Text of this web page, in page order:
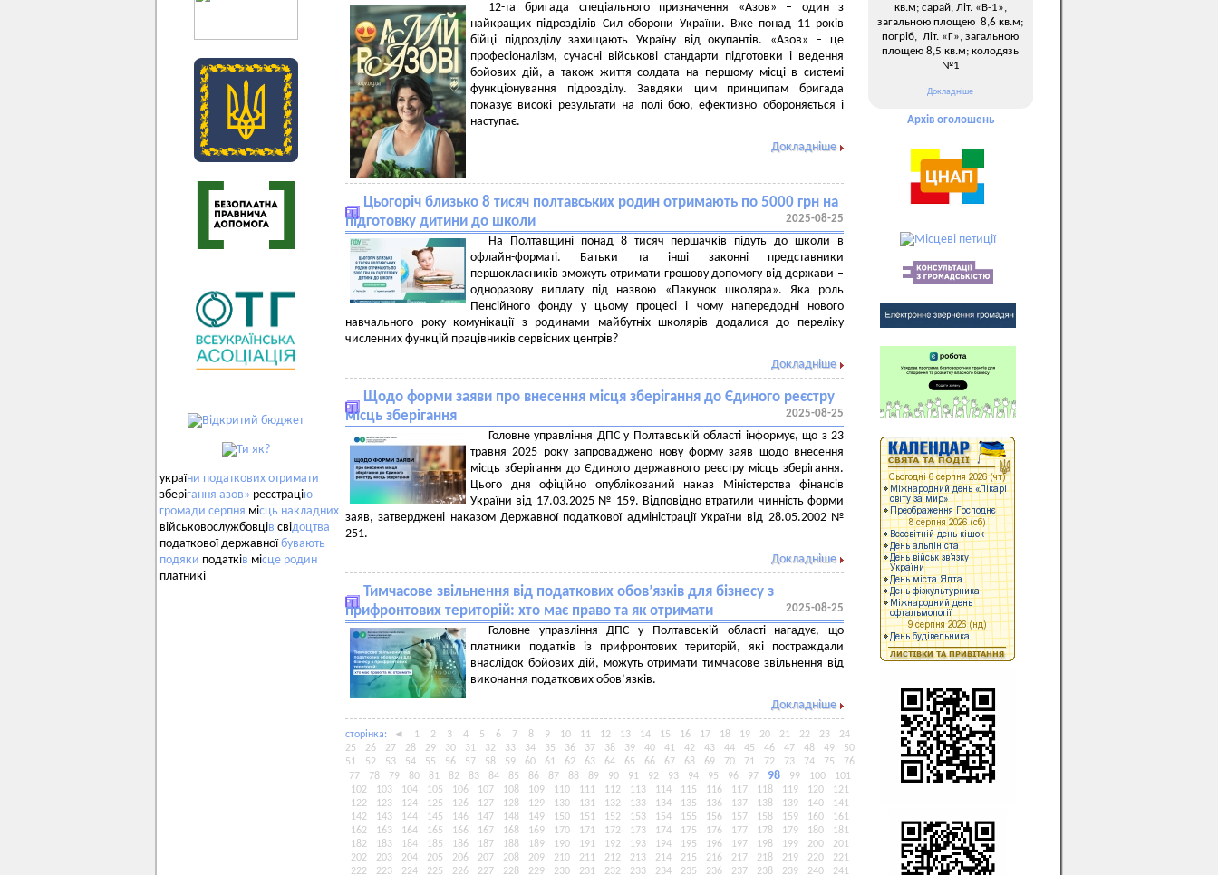
україни податкових отримати
зберігання азов» реєстрацію
громади серпня місць накладних
військовослужбовців свідоцтва
податкової державноїбувають
подяки податків місце родин
платникі
12-та бригада спеціального призначення «Азов» – один з
найкращих підрозділів Сил оборони України. Вже понад 11 років
бійці підрозділу захищають Україну від окупантів. «Азов» – це
професіоналізм, сучасні військові стандарти підготовки і ведення
бойових дій, а також життя солдата на першому місці в системі
функціонування підрозділу. Завдяки цим принципам бригада
показує високі результати на полі бою, ефективно обороняється і
наступає.
Докладніше
Цьогоріч близько 8 тисяч полтавських родин отримають по 5000 грн на
підготовку дитини до школи
2025-08-25
На Полтавщині понад 8 тисяч першачків підуть до школи в
офлайн-форматі. Батьки та інші законні представники
першокласників зможуть отримати грошову допомогу від держави –
одноразову виплату під назвою «Пакунок школяра». Яка роль
Пенсійного фонду у цьому процесі і чому напередодні нового
навчального року комунікації з родинами майбутніх школярів додалися до переліку
численних функцій працівників сервісних центрів?
Докладніше
Щодо форми заяви про внесення місця зберігання до Єдиного реєстру
місць зберігання
2025-08-25
Головне управління ДПС у Полтавській області інформує, що з 23
травня 2025 року запроваджено нову форму заяв щодо внесення
місць зберігання до Єдиного державного реєстру місць зберігання.
Цього дня офіційно опублікований наказ Міністерства фінансів
України від 17.03.2025 № 159. Відповідно втратили чинність форми
заяв, затверджені наказом Державної податкової адміністрації України від 28.05.2002 №
251.
Докладніше
Тимчасове звільнення від податкових обов’язків для бізнесу з
прифронтових територій: хто має право та як отримати
2025-08-25
Головне управління ДПС у Полтавській області нагадує, що
платники податків із прифронтових територій, які постраждали
внаслідок бойових дій, можуть отримати тимчасове звільнення від
виконання податкових обов’язків.
Докладніше
сторiнка: ◄ 1 2 3 4 5 6 7 8 9 10 11 12 13 14 15 16 17 18 19 20 21 22 23
24
25
26 27 28 29 30 31 32 33 34 35 36 37 38 39 40 41 42 43 44 45 46 47 48 49
50
51
52 53 54 55 56 57 58 59 60 61 62 63 64 65 66 67 68 69 70 71 72 73 74 75
76
77
78 79 80 81 82 83 84 85 86 87 88 89 90 91 92 93 94 95 96 97 98 99 100
101
102
103 104 105 106 107 108 109 110 111 112 113 114 115 116 117 118 119 120
121
122
123 124 125 126 127 128 129 130 131 132 133 134 135 136 137 138 139 140
141
142
143 144 145 146 147 148 149 150 151 152 153 154 155 156 157 158 159 160
161
162
163 164 165 166 167 168 169 170 171 172 173 174 175 176 177 178 179 180
181
182
183 184 185 186 187 188 189 190 191 192 193 194 195 196 197 198 199 200
201
202
203 204 205 206 207 208 209 210 211 212 213 214 215 216 217 218 219 220
221
222
223 224 225 226 227 228 229 230 231 232 233 234 235 236 237 238 239 240 241
кв.м; сарай, Літ. «В-1»,
загальною площею 8,6 кв.м;
погріб, Літ. «Г», загальною
площею 8,5 кв.м; колодязь
№1
Докладніше
Архів оголошень